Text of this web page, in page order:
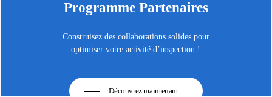
Programme Partenaires
Construisez des collaborations solides pour
optimiser votre activité d’inspection !
Découvrez maintenant